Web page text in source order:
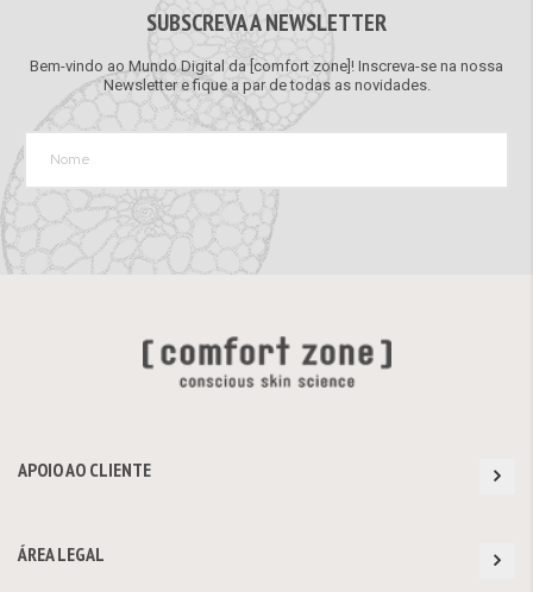
SUBSCREVA A NEWSLETTER
Bem-vindo ao Mundo Digital da [comfort zone]! Inscreva-se na nossa
Newsletter e fique a par de todas as novidades.
APOIO AO CLIENTE
ÁREA LEGAL